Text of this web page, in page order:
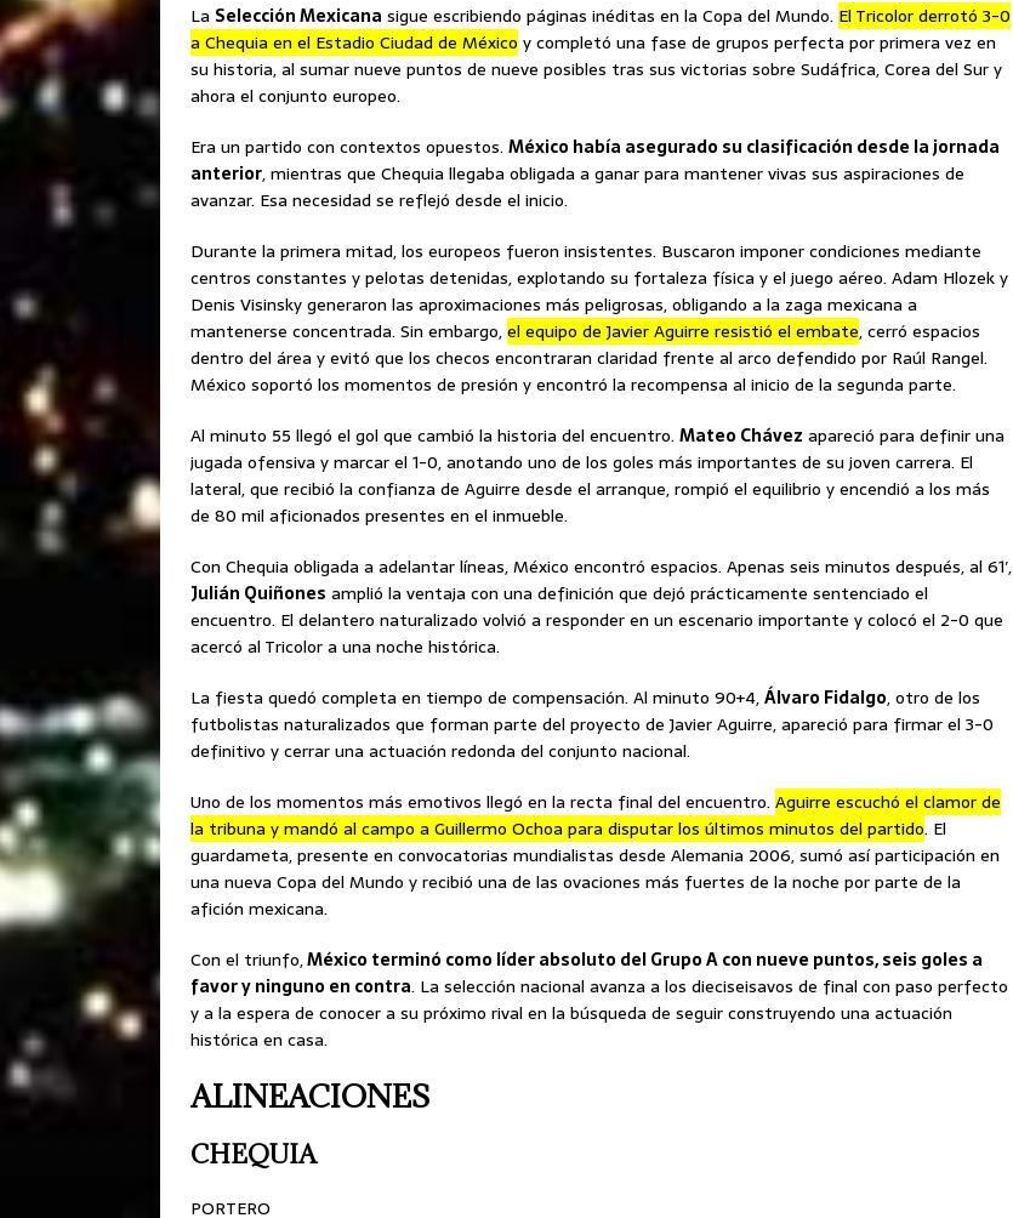
La Selección Mexicana sigue escribiendo páginas inéditas en la Copa del Mundo. El Tricolor derrotó 3-0
a Chequia en el Estadio Ciudad de México y completó una fase de grupos perfecta por primera vez en
su historia, al sumar nueve puntos de nueve posibles tras sus victorias sobre Sudáfrica, Corea del Sur y
ahora el conjunto europeo.
Era un partido con contextos opuestos. México había asegurado su clasificación desde la jornada
anterior, mientras que Chequia llegaba obligada a ganar para mantener vivas sus aspiraciones de
avanzar. Esa necesidad se reflejó desde el inicio.
Durante la primera mitad, los europeos fueron insistentes. Buscaron imponer condiciones mediante
centros constantes y pelotas detenidas, explotando su fortaleza física y el juego aéreo. Adam Hlozek y
Denis Visinsky generaron las aproximaciones más peligrosas, obligando a la zaga mexicana a
mantenerse concentrada. Sin embargo,el equipo de Javier Aguirre resistió el embate, cerró espacios
dentro del área y evitó que los checos encontraran claridad frente al arco defendido por Raúl Rangel.
México soportó los momentos de presión y encontró la recompensa al inicio de la segunda parte.
Al minuto 55 llegó el gol que cambió la historia del encuentro. Mateo Chávez apareció para definir una
jugada ofensiva y marcar el 1-0, anotando uno de los goles más importantes de su joven carrera. El
lateral, que recibió la confianza de Aguirre desde el arranque, rompió el equilibrio y encendió a los más
de 80 mil aficionados presentes en el inmueble.
Con Chequia obligada a adelantar líneas, México encontró espacios. Apenas seis minutos después, al 61′,
Julián Quiñones amplió la ventaja con una definición que dejó prácticamente sentenciado el
encuentro. El delantero naturalizado volvió a responder en un escenario importante y colocó el 2-0 que
acercó al Tricolor a una noche histórica.
La fiesta quedó completa en tiempo de compensación. Al minuto 90+4,Álvaro Fidalgo, otro de los
futbolistas naturalizados que forman parte del proyecto de Javier Aguirre, apareció para firmar el 3-0
definitivo y cerrar una actuación redonda del conjunto nacional.
Uno de los momentos más emotivos llegó en la recta final del encuentro. Aguirre escuchó el clamor de
la tribuna y mandó al campo a Guillermo Ochoa para disputar los últimos minutos del partido. El
guardameta, presente en convocatorias mundialistas desde Alemania 2006, sumó así participación en
una nueva Copa del Mundo y recibió una de las ovaciones más fuertes de la noche por parte de la
afición mexicana.
Con el triunfo,México terminó como líder absoluto del Grupo A con nueve puntos, seis goles a
favor y ninguno en contra. La selección nacional avanza a los dieciseisavos de final con paso perfecto
y a la espera de conocer a su próximo rival en la búsqueda de seguir construyendo una actuación
histórica en casa.
ALINEACIONES
CHEQUIA
PORTERO